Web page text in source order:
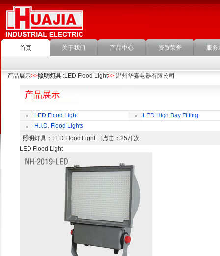
首页 关于我们 产品中心 资质荣誉 服务
产品展示>>照明灯具 :LED Flood Light>> 温州华嘉电器有限公司
产品展示
LED Flood Light
LED High Bay Fitting
H.I.D. Flood Lights
照明灯具 ：LED Flood Light [点击：257] 次
LED Flood Light